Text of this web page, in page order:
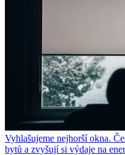
Vyhlašujeme nejhorší okna.
bytů a zvyšují si výdaje na